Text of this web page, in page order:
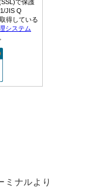
ミナルより